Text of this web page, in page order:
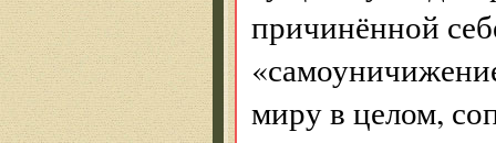
причинённой
миру в целом,